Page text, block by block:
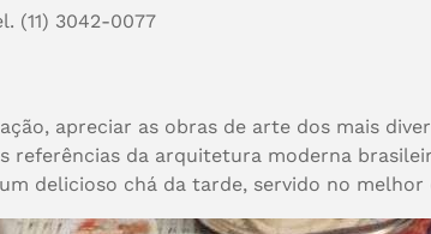
(11) 3042-0077
apreciar as obras de arte dos mais
referências da arquitetura moderna
delicioso chá da tarde, servido no melhor